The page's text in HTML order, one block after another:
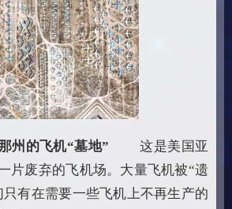
的飞机“墓地”
这是美国亚
片废弃的飞机场。大量飞机被“遗
有在需要一些飞机上不再生产的